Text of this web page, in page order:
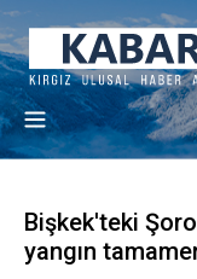
Bişkek'teki
yangın